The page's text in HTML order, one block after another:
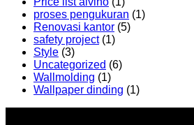
proses pengukuran (1)
Renovasi kantor (5)
safety project(1)
Style (3)
Uncategorized (6)
Wallmolding (1)
Wallpaper dinding (1)